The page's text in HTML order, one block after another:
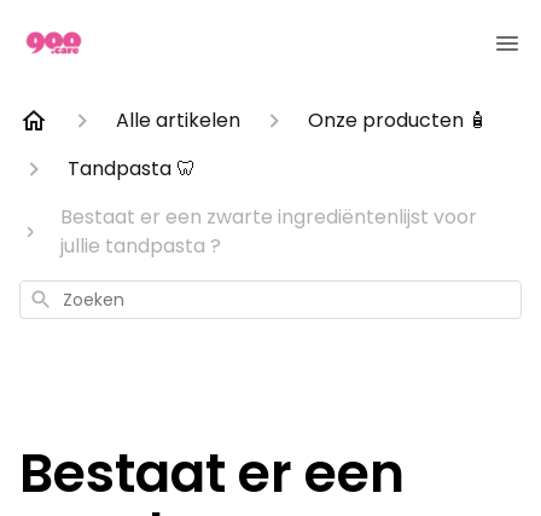
Alle artikelen
Onze producten 🧴
Tandpasta 🦷
Bestaat er een zwarte ingrediëntenlijst voor
jullie tandpasta ?
Zoeken
Bestaat er een